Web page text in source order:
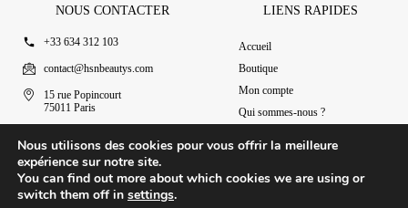
NOUS CONTACTER
+33 634 312 103
contact@hsnbeautys.com
15 rue Popincourt
75011 Paris
LIENS RAPIDES
Accueil
Boutique
Mon compte
Qui sommes-nous ?
Nous utilisons des cookies pour vous offrir la meilleure
expérience sur notre site.
You can find out more about which cookies we are using or
switch them off in settings.